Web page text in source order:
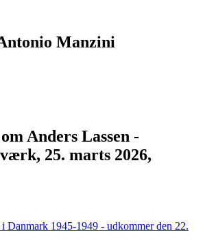
Manzini
Anders Lassen -
25. marts 2026,